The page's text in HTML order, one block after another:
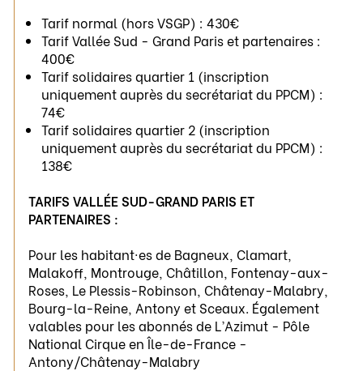
Tarif normal (hors VSGP) : 430€
Tarif Vallée Sud - Grand Paris et partenaires :
400€
Tarif solidaires quartier 1 (inscription
uniquement auprès du secrétariat du PPCM) :
74€
Tarif solidaires quartier 2 (inscription
uniquement auprès du secrétariat du PPCM) :
138€
TARIFS VALLÉE SUD-GRAND PARIS ET
PARTENAIRES :
Pour les habitant·es de Bagneux, Clamart,
Malakoff, Montrouge, Châtillon, Fontenay-aux-
Roses, Le Plessis-Robinson, Châtenay-Malabry,
Bourg-la-Reine, Antony et Sceaux. Également
valables pour les abonnés de L’Azimut - Pôle
National Cirque en Île-de-France -
Antony/Châtenay-Malabry